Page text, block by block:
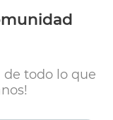
de todo lo que